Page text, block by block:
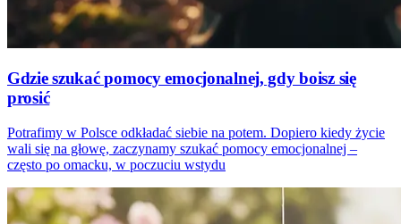
Gdzie szukać pomocy emocjonalnej, gdy boisz się
prosić
Potrafimy w Polsce odkładać siebie na potem. Dopiero kiedy życie
wali się na głowę, zaczynamy szukać pomocy emocjonalnej –
często po omacku, w poczuciu wstydu